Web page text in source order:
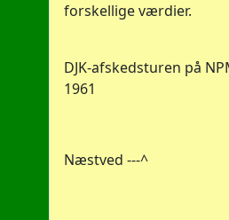
forskellige værdier.
DJK-afskedsturen på
1961
Næstved ---^